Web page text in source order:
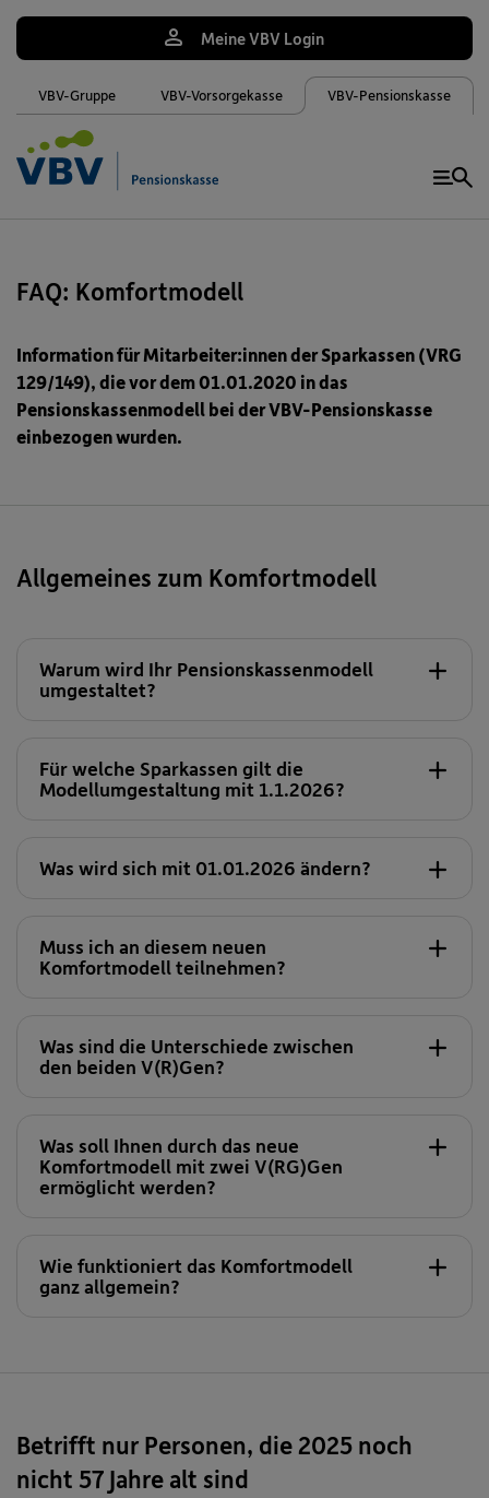
VBV-Gruppe VBV-Vorsorgekasse VBV-Pensionskasse
Meine VBV Login
FAQ: Komfortmodell
Information für Mitarbeiter:innen der Sparkassen (VRG
129/149), die vor dem 01.01.2020 in das
Pensionskassenmodell bei der VBV-Pensionskasse
einbezogen wurden.
Allgemeines zum Komfortmodell
Warum wird Ihr Pensionskassenmodell
umgestaltet?
Für welche Sparkassen gilt die
Modellumgestaltung mit 1.1.2026?
Was wird sich mit 01.01.2026 ändern?
Risikogemeinschaft 129/149 (VRG 129/149) wird
Ihnen ab dem 01.01.2026 diedynamische
Pensionskasse ist, zur Verfügung gestellt. Die
beiden V(R)Gen 129/149 und 152 sind zukünftig
Muss ich an diesem neuen
Komfortmodell teilnehmen?
Was sind die Unterschiede zwischen
den beiden V(R)Gen?
Was soll Ihnen durch das neue
Komfortmodell mit zwei V(RG)Gen
ermöglicht werden?
Wie funktioniert das Komfortmodell
ganz allgemein?
automatische Wechsel (zurück) in die aktive VRG
129/149.
Betrifft nur Personen, die 2025 noch
nicht 57 Jahre alt sind